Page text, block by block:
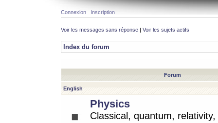
Connexion Inscription
Voir les messages sans réponse | Voir les sujets actifs
Index du forum
Forum
English
Physics
Classical, quantum,